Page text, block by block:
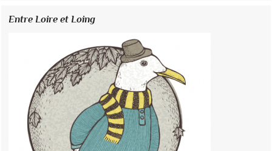
Entre Loire et Loing